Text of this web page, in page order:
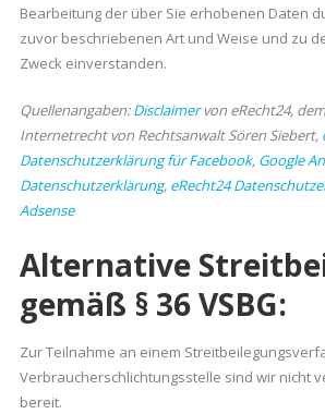
Bearbeitung der über Sie erhobenen Daten
zuvor beschriebenen Art und Weise und zu
Zweck einverstanden.
Quellenangaben:Disclaimervon eRecht24,
Internetrecht von Rechtsanwalt Sören Siebert,
Datenschutzerklärung für Facebook, Google
Datenschutzerklärung, eRecht24
Adsense
Alternative
gemäß § 36 VSBG:
Zur Teilnahme an einem
Verbraucherschlichtungsstelle sind wir nicht
bereit.